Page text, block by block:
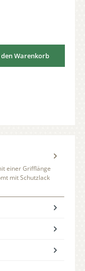
den Warenkorb
einer Grifflänge
mit Schutzlack